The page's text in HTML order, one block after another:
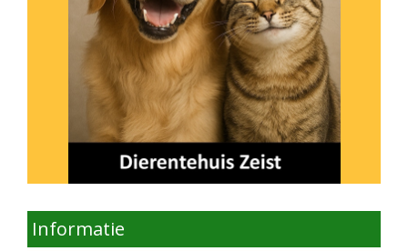
Informatie